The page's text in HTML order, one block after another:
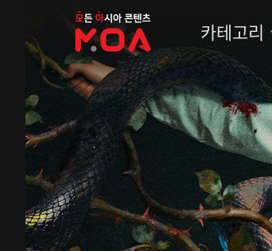
MOA
카테고리